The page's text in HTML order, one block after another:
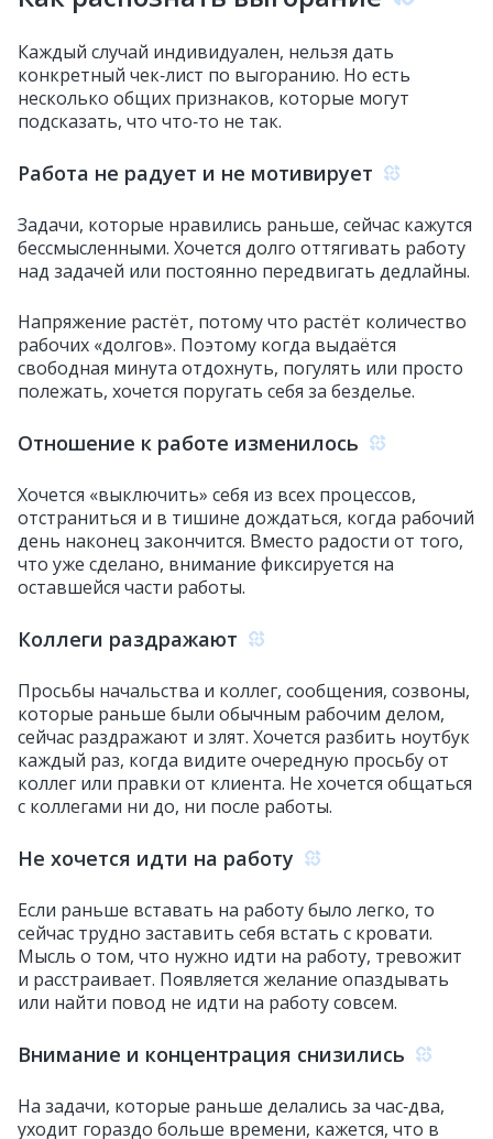
Каждый случай индивидуален, нельзя дать
конкретный чек‑лист по выгоранию. Но есть
несколько общих признаков, которые могут
подсказать, что что‑то не так.
Работа не радует и не мотивирует
Задачи, которые нравились раньше, сейчас кажутся
бессмысленными. Хочется долго оттягивать работу
над задачей или постоянно передвигать дедлайны.
Напряжение растёт, потому что растёт количество
рабочих «долгов». Поэтому когда выдаётся
свободная минута отдохнуть, погулять или просто
полежать, хочется поругать себя за безделье.
Отношение к работе изменилось
Хочется «выключить» себя из всех процессов,
отстраниться и в тишине дождаться, когда рабочий
день наконец закончится. Вместо радости от того,
что уже сделано, внимание фиксируется на
оставшейся части работы.
Коллеги раздражают
Просьбы начальства и коллег, сообщения, созвоны,
которые раньше были обычным рабочим делом,
сейчас раздражают и злят. Хочется разбить ноутбук
каждый раз, когда видите очередную просьбу от
коллег или правки от клиента. Не хочется общаться
с коллегами ни до, ни после работы.
Не хочется идти на работу
Если раньше вставать на работу было легко, то
сейчас трудно заставить себя встать с кровати.
Мысль о том, что нужно идти на работу, тревожит
и расстраивает. Появляется желание опаздывать
или найти повод не идти на работу совсем.
Внимание и концентрация снизились
На задачи, которые раньше делались за час‑два,
уходит гораздо больше времени, кажется, что в